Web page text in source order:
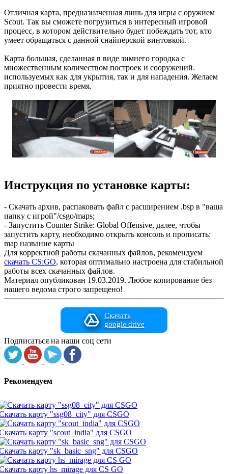
Отличная карта, предназначенная лишь для игры с оружием
Scout. Так вы сможете погрузиться в интересный игровой
процесс, в котором действительно будет побеждать тот, кто
умеет обращаться с данной снайперской винтовкой.
Карта большая, сделанная в виде зимнего городка с
множественным количеством построек и сооружений.
используемых как для укрытия, так и для нападения. Желаем
приятно провести время.
Инструкция по установке карты:
- Скачать архив, распаковать файл с расширением .bsp в "ваша
папку с игрой"/csgo/maps;
- Запустить Counter Strike: Global Offensive, далее, чтобы
запустить карту, необходимо открыть консоль и прописать:
map название карты
Для корректной работы скачанных файлов, рекомендуем
скачать CS:GO, которая оптимально настроена для стабильной
работы всех скачанных файлов.
Материал опубликован 19.03.2019. Любое копирование без
нашего ведома строго запрещено!
Скачать
google drive
Подписаться на наши соц сети
Рекомендуем
карту "ssg08_city" для CSGO
карту "scout_india" для CSGO
карту "sk_basic_sng" для CSGO
карту hs_mirage для CS GO